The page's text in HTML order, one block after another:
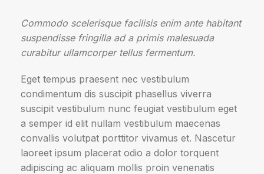
Commodo scelerisque facilisis enim ante habitant
suspendisse fringilla ad a primis malesuada
curabitur ullamcorper tellus fermentum.
Eget tempus praesent nec vestibulum
condimentum dis suscipit phasellus viverra
suscipit vestibulum nunc feugiat vestibulum eget
a semper id elit nullam vestibulum maecenas
convallis volutpat porttitor vivamus et. Nascetur
laoreet ipsum placerat odio a dolor torquent
adipiscing ac aliquam mollis proin venenatis